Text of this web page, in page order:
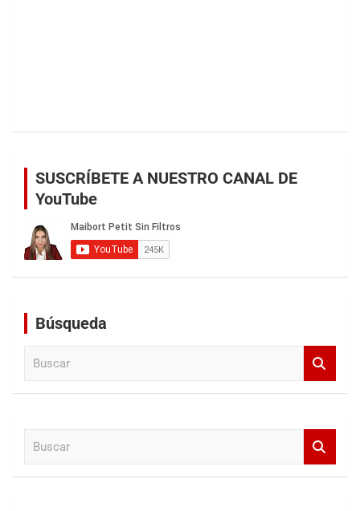
SUSCRÍBETE A NUESTRO CANAL DE
YouTube
Búsqueda